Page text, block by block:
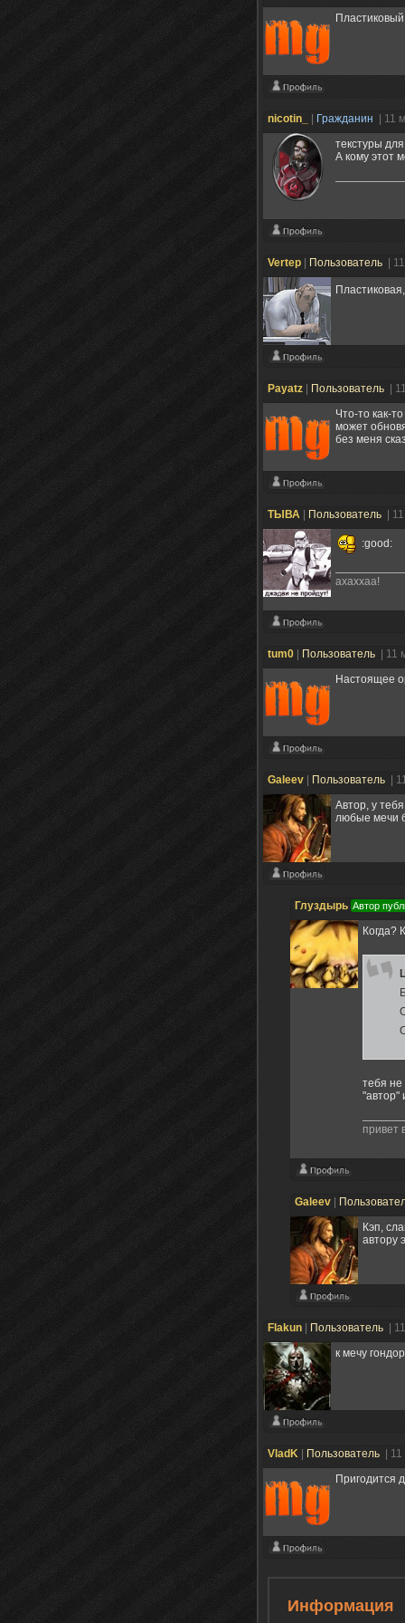
nicotin_ Гражданин
| 11
текстуры
А кому этот
Vertep Пользователь |
Payatz Пользователь
|
Что-то как-
может
без меня
ТЫВА Пользователь |
:good:
ахаххаа!
tum0 Пользователь
| 11
Настоящее
Galeev Пользователь
|
Автор, у
любые мечи
Глуздырь Автор
Когда?
тебя не
"автор"
привет
Galeev
Кэп,
автору
Flakun Пользователь
|
к мечу
VladK Пользователь
|
Пригодится
Информация